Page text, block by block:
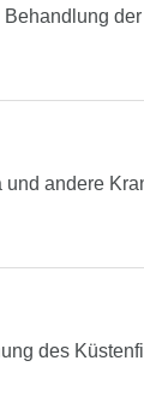
andere
des